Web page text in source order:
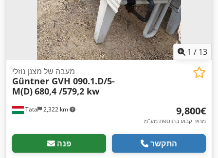
1 / 13
Tata 2,322 km
מעבה של מצנן נוזלי
Güntner GVH 090.1.D/5-
M(D)680,4 /579,2 kw
‏9,800 ‏€
מחיר קבוע בתוספת מע"מ
פנה התקשר